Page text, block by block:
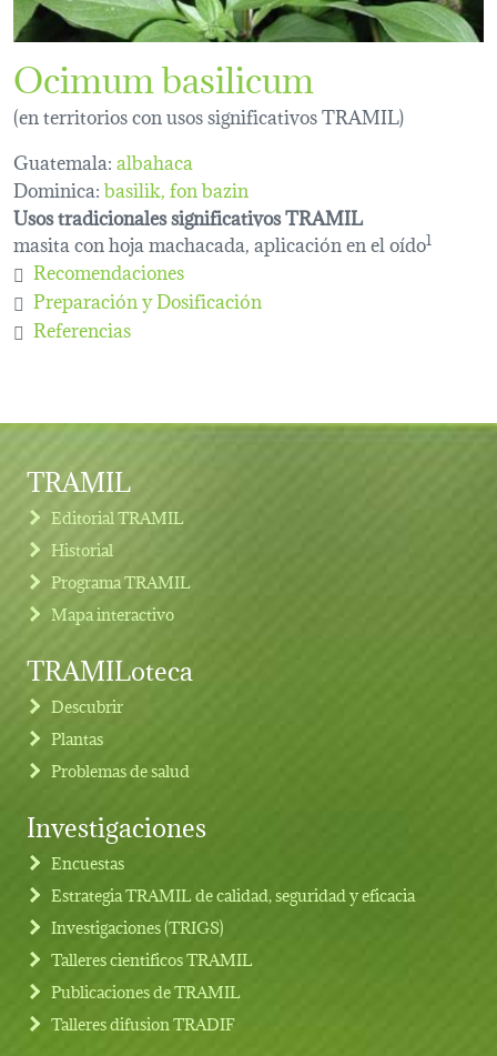
Ocimum basilicum
(en territorios con usos significativos TRAMIL)
Guatemala:albahaca
Dominica:basilik fon bazin
Usos tradicionales significativos TRAMIL
masita con hoja machacada, aplicación en el oído1
Recomendaciones
Preparación y Dosificación
Referencias
Footer menu
TRAMIL
Editorial TRAMIL
Historial
Programa TRAMIL
Mapa interactivo
TRAMILoteca
Descubrir
Plantas
Problemas de salud
Investigaciones
Encuestas
Estrategia TRAMIL de calidad, seguridad y eficacia
Investigaciones (TRIGS)
Talleres cientificos TRAMIL
Publicaciones de TRAMIL
Talleres difusion TRADIF